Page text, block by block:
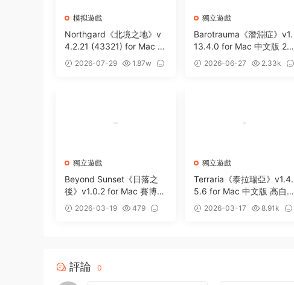
模拟遊戲
Northgard《北境之地》v
4.2.21 (43321) for Mac 中
文破解版 維京題材戰略模
拟遊戲
2026-07-29
1.87w
獨立遊戲
Barotrauma《潛淵症》v1.
13.4.0 for Mac 中文版 2D
橫版潛水艇模拟策略遊戲
2026-06-27
2.33k
獨立遊戲
Beyond Sunset《日落之
後》v1.0.2 for Mac 賽博朋
克第一人稱射擊遊戲
2026-03-19
479
獨立遊戲
Terraria《泰拉瑞亞》v1.4.
5.6 for Mac 中文版 高自由
度橫版沙盒冒險遊戲
2026-03-17
8.91k
評論 0